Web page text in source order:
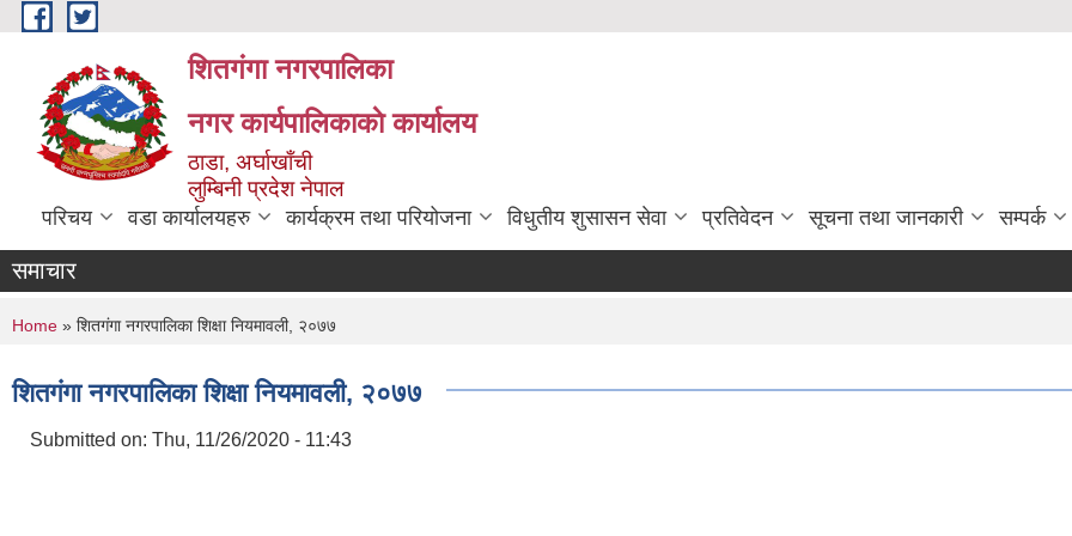
Skip to main content
शितगंगा नगरपालिका
नगर कार्यपालिकाकाे कार्यालय
ठाडा, अर्घाखाँची
लुम्बिनी प्रदेश नेपाल
परिचय वडा कार्यालयहरु कार्यक्रम तथा परियोजना विधुतीय शुसासन सेवा प्रतिवेदन सूचना तथा जानकारी सम्पर्क
समाचार
You are here
Home » शितगंगा नगरपालिका शिक्षा नियमावली, २०७७
शितगंगा नगरपालिका शिक्षा नियमावली, २०७७
Submitted on: Thu, 11/26/2020 - 11:43